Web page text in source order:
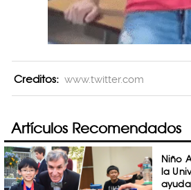
Creditos: www.twitter.com
Artículos Recomendados
Niño
la